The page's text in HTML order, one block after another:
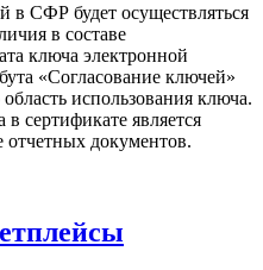
в СФР будет осуществляться
в составе
ключа электронной
«Согласование ключей»
использования ключа.
в сертификате является
отчетных документов.